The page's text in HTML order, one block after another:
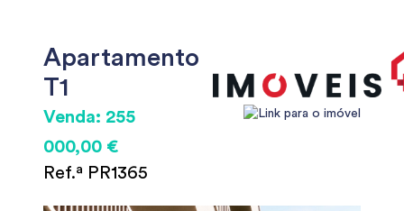
Apartamento
T1
Venda: 255
000,00 €
Ref.ª PR1365